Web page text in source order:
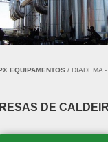
EQUIPAMENTOS/ DIADEMA -
DE